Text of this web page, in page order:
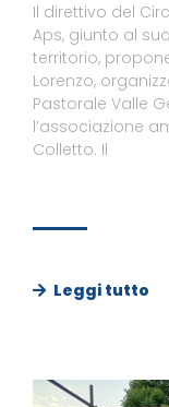
Il direttivo del
Aps, giunto al
territorio,
Lorenzo,
Pastorale Valle
l’associazione
Colletto. Il
Leggi tutto